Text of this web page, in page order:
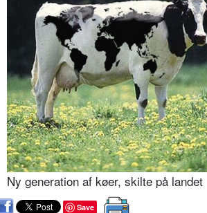
Ny generation af køer, skilte på landet
Save